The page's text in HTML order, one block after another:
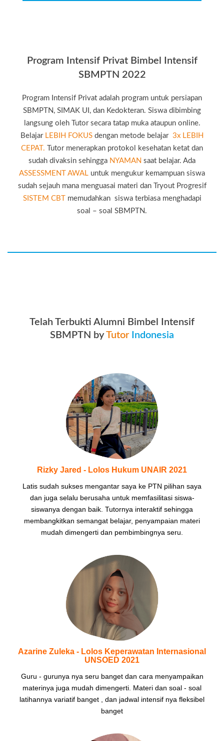
Program Intensif Privat Bimbel Intensif
SBMPTN 2022
Program Intensif Privat adalah program untuk persiapan
SBMPTN, SIMAK UI, dan Kedokteran. Siswa dibimbing
langsung oleh Tutor secara tatap muka ataupun online.
Belajar LEBIH FOKUS dengan metode belajar 3x LEBIH
CEPAT. Tutor menerapkan protokol kesehatan ketat dan
sudah divaksin sehingga NYAMAN saat belajar. Ada
ASSESSMENT AWAL untuk mengukur kemampuan siswa
sudah sejauh mana menguasai materi dan Tryout Progresif
SISTEM CBT
memudahkan siswa terbiasa menghadapi
soal – soal SBMPTN.
Telah Terbukti Alumni Bimbel Intensif
SBMPTN byTutor Indonesia
Rizky Jared - Lolos Hukum UNAIR 2021
Latis sudah sukses mengantar saya ke PTN pilihan saya
dan juga selalu berusaha untuk memfasilitasi siswa-
siswanya dengan baik. Tutornya interaktif sehingga
membangkitkan semangat belajar, penyampaian materi
mudah dimengerti dan pembimbingnya seru.
Azarine Zuleka - Lolos Keperawatan Internasional
UNSOED 2021
Guru - gurunya nya seru banget dan cara menyampaikan
materinya juga mudah dimengerti. Materi dan soal - soal
latihannya variatif banget , dan jadwal intensif nya fleksibel
banget